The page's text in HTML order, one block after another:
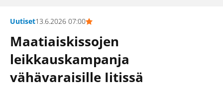
Uutiset13.6.2026 07:00
Maatiaiskissojen
leikkauskampanja
vähävaraisille Iitissä